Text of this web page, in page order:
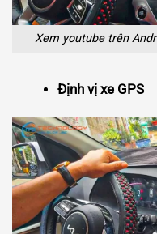
Xem youtube trên
Định vị xe GPS